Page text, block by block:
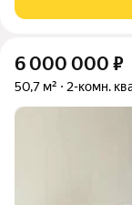
планировка:
6 000 000 ₽
50,7 м² 2-комн.